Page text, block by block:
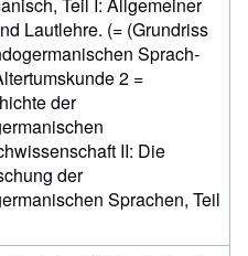
Lautlehre. (= (Grundriss
Sprach-
2 =
der
II: Die
der
Sprachen, Teil